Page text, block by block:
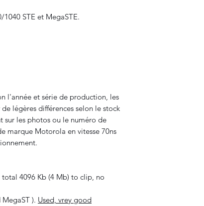
1040 STE et MegaSTE.
l'année et série de production, les
légères différences selon le stock
les photos ou le numéro de
marque Motorola en vitesse 70ns
4096 Kb (4 Mb) to clip, no
). Used, vrey good